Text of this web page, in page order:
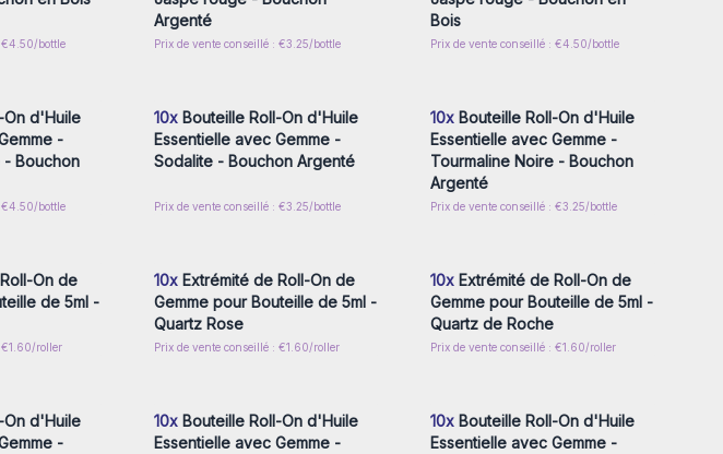
€4.50/bottle
Argenté
Prix de vente conseillé : €3.25/bottle
Bois
Prix de vente conseillé : €4.50/bottle
inscrivez-
On d'Huile
-
- Bouchon
€4.50/bottle
Connectez-vous ou inscrivez-
10xBouteille Roll-On d'Huile
Essentielle avec Gemme -
Sodalite - Bouchon Argenté
Prix de vente conseillé : €3.25/bottle
Connectez-vous ou inscrivez-
10x Bouteille Roll-On d'Huile
Essentielle avec Gemme -
Tourmaline Noire - Bouchon
Argenté
Prix de vente conseillé : €3.25/bottle
inscrivez-
On de
de 5ml -
€1.60/roller
Connectez-vous ou inscrivez-
10xExtrémité de Roll-On de
Gemme pour Bouteille de 5ml -
Quartz Rose
Prix de vente conseillé : €1.60/roller
Connectez-vous ou inscrivez-
10x Extrémité de Roll-On de
Gemme pour Bouteille de 5ml -
Quartz de Roche
Prix de vente conseillé : €1.60/roller
inscrivez-
On d'Huile
-
Connectez-vous ou inscrivez-
10xBouteille Roll-On d'Huile
Essentielle avec Gemme -
Connectez-vous ou inscrivez-
10x Bouteille Roll-On d'Huile
Essentielle avec Gemme -